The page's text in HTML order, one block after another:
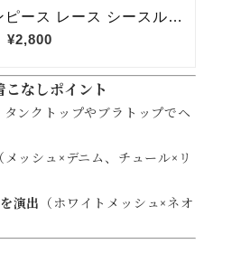
こなしポイント
タンクトップやブラトップでヘ
（メッシュ×デニム、チュール×リ
演出
（ホワイトメッシュ×ネオ